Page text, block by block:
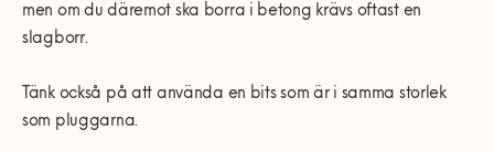
men om du däremot ska borra i betong krävs oftast en
slagborr.
Tänk också på att använda en bits som är i samma storlek
som pluggarna.